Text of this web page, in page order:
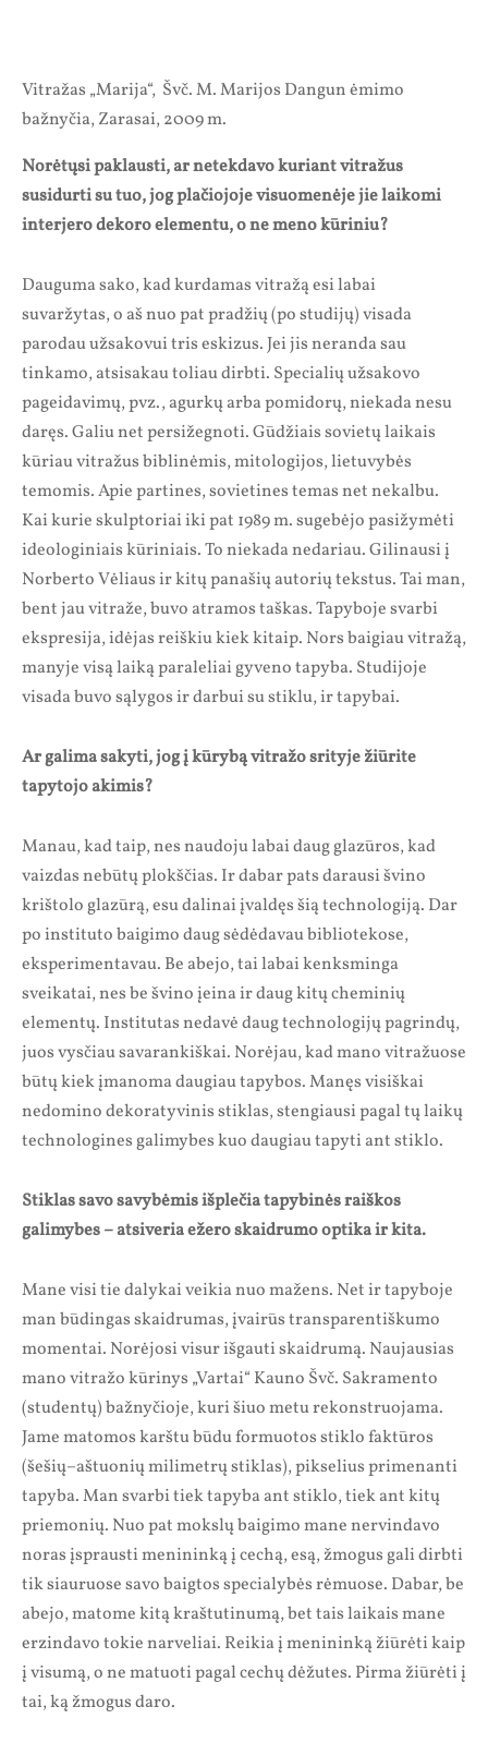
Vitražas „Marija“, Švč. M. Marijos Dangun ėmimo
bažnyčia, Zarasai, 2009 m.
Norėtųsi paklausti, ar netekdavo kuriant vitražus
susidurti su tuo, jog plačiojoje visuomenėje jie laikomi
interjero dekoro elementu, o ne meno kūriniu?
Dauguma sako, kad kurdamas vitražą esi labai
suvaržytas, o aš nuo pat pradžių (po studijų) visada
parodau užsakovui tris eskizus. Jei jis neranda sau
tinkamo, atsisakau toliau dirbti. Specialių užsakovo
pageidavimų, pvz., agurkų arba pomidorų, niekada nesu
daręs. Galiu net persižegnoti. Gūdžiais sovietų laikais
kūriau vitražus biblinėmis, mitologijos, lietuvybės
temomis. Apie partines, sovietines temas net nekalbu.
Kai kurie skulptoriai iki pat 1989 m. sugebėjo pasižymėti
ideologiniais kūriniais. To niekada nedariau. Gilinausi į
Norberto Vėliaus ir kitų panašių autorių tekstus. Tai man,
bent jau vitraže, buvo atramos taškas. Tapyboje svarbi
ekspresija, idėjas reiškiu kiek kitaip. Nors baigiau vitražą,
manyje visą laiką paraleliai gyveno tapyba. Studijoje
visada buvo sąlygos ir darbui su stiklu, ir tapybai.
Ar galima sakyti, jog į kūrybą vitražo srityje žiūrite
tapytojo akimis?
Manau, kad taip, nes naudoju labai daug glazūros, kad
vaizdas nebūtų plokščias. Ir dabar pats darausi švino
krištolo glazūrą, esu dalinai įvaldęs šią technologiją. Dar
po instituto baigimo daug sėdėdavau bibliotekose,
eksperimentavau. Be abejo, tai labai kenksminga
sveikatai, nes be švino įeina ir daug kitų cheminių
elementų. Institutas nedavė daug technologijų pagrindų,
juos vysčiau savarankiškai. Norėjau, kad mano vitražuose
būtų kiek įmanoma daugiau tapybos. Manęs visiškai
nedomino dekoratyvinis stiklas, stengiausi pagal tų laikų
technologines galimybes kuo daugiau tapyti ant stiklo.
Stiklas savo savybėmis išplečia tapybinės raiškos
galimybes – atsiveria ežero skaidrumo optika ir kita.
Mane visi tie dalykai veikia nuo mažens. Net ir tapyboje
man būdingas skaidrumas, įvairūs transparentiškumo
momentai. Norėjosi visur išgauti skaidrumą. Naujausias
mano vitražo kūrinys „Vartai“ Kauno Švč. Sakramento
(studentų) bažnyčioje, kuri šiuo metu rekonstruojama.
Jame matomos karštu būdu formuotos stiklo faktūros
(šešių–aštuonių milimetrų stiklas), pikselius primenanti
tapyba. Man svarbi tiek tapyba ant stiklo, tiek ant kitų
priemonių. Nuo pat mokslų baigimo mane nervindavo
noras įsprausti menininką į cechą, esą, žmogus gali dirbti
tik siauruose savo baigtos specialybės rėmuose. Dabar, be
abejo, matome kitą kraštutinumą, bet tais laikais mane
erzindavo tokie narveliai. Reikia į menininką žiūrėti kaip
į visumą, o ne matuoti pagal cechų dėžutes. Pirma žiūrėti į
tai, ką žmogus daro.